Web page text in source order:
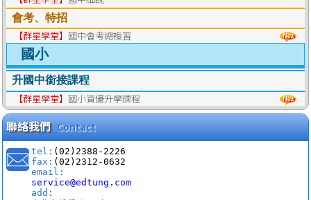
會考、特招
【群星學堂】 國中會考總複習
國小
升國中銜接課程
【群星學堂】 國小資優升學課程
聯絡我們 Contact
tel: (02)2388-2226
fax: (02)2312-0632
email:
service@edtung.com
add: